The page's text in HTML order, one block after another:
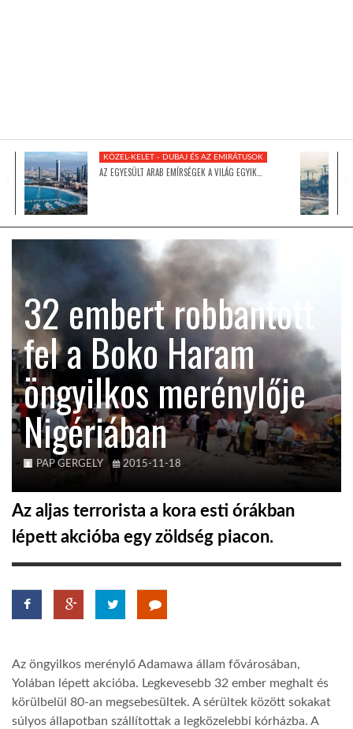
GLOBOTV BP
TROPICALMAGAZIN
GLOBOTV
AFRIKA TUDÁSTÁR
A NAP SZÉPE
LINKTR.EE
GLOBOZSARU
LATIMO.HU
GLOBOBOOK
KÖZEL-KELET - DUBAJ ÉS AZ EMIRÁTUSOK
AZ EGYESÜLT ARAB EMÍRSÉGEK A VILÁG EGYIK…
32 embert robbantott
fel a Boko Haram
öngyilkos merénylője
Nigériában
PAP GERGELY 2015-11-18
Az aljas terrorista a kora esti órákban
lépett akcióba egy zöldség piacon.
Az öngyilkos merénylő Adamawa állam fővárosában,
Yolában lépett akcióba. Legkevesebb 32 ember meghalt és
körülbelül 80-an megsebesültek. A sérültek között sokakat
súlyos állapotban szállítottak a legközelebbi kórházba. A